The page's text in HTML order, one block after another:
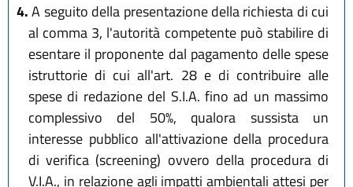
4.A seguito della presentazione della richiesta di cui
al comma 3, l'autorità competente può stabilire di
esentare il proponente dal pagamento delle spese
istruttorie di cui all'art. 28 e di contribuire alle
spese di redazione del S.I.A. fino ad un massimo
complessivo del 50%, qualora sussista un
interesse pubblico all'attivazione della procedura
di verifica (screening) ovvero della procedura di
V.I.A., in relazione agli impatti ambientali attesi per